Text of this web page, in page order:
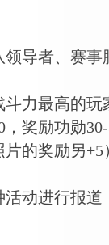
导者、赛事
力最高的玩
奖励功勋
的奖励另+5
动进行报道